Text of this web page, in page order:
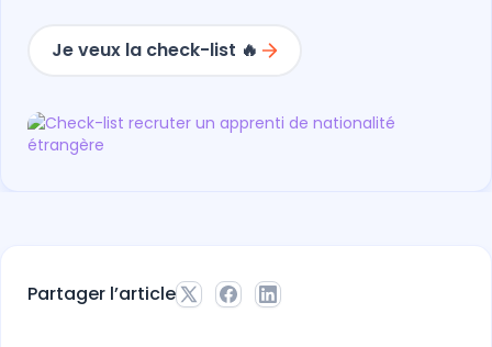
Partager l’article
Je veux la check-list 🔥